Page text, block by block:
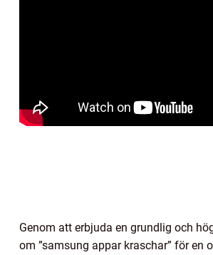
Genom att erbjuda en grundlig och
om ”samsung appar kraschar” för en